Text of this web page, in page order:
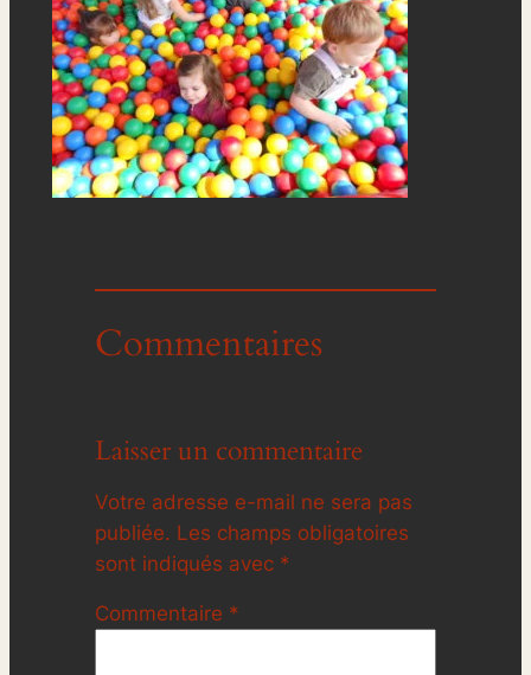
Commentaires
Laisser un commentaire
Votre adresse e-mail ne sera pas
publiée. Les champs obligatoires
sont indiqués avec *
Commentaire *